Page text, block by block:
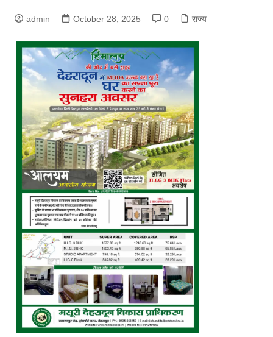
admin October 28, 2025 0 राज्य